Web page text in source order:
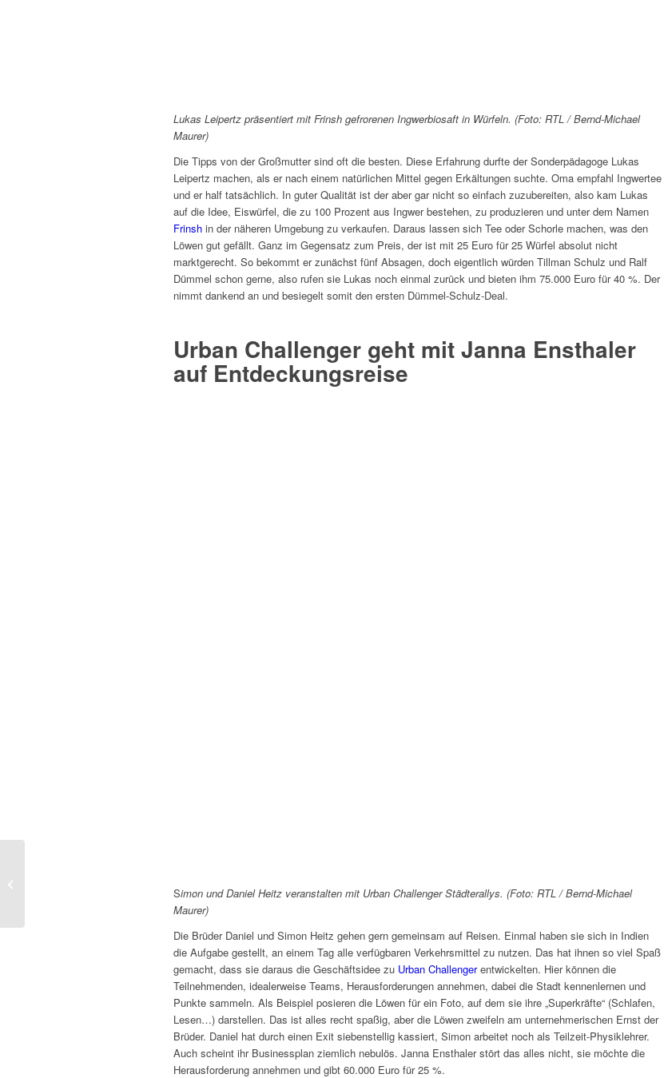
Lukas Leipertz präsentiert mit Frinsh gefrorenen Ingwerbiosaft in Würfeln. (Foto: RTL / Bernd-Michael
Maurer)
Die Tipps von der Großmutter sind oft die besten. Diese Erfahrung durfte der Sonderpädagoge Lukas
Leipertz machen, als er nach einem natürlichen Mittel gegen Erkältungen suchte. Oma empfahl Ingwertee
und er half tatsächlich. In guter Qualität ist der aber gar nicht so einfach zuzubereiten, also kam Lukas
auf die Idee, Eiswürfel, die zu 100 Prozent aus Ingwer bestehen, zu produzieren und unter dem Namen
Frinsh in der näheren Umgebung zu verkaufen. Daraus lassen sich Tee oder Schorle machen, was den
Löwen gut gefällt. Ganz im Gegensatz zum Preis, der ist mit 25 Euro für 25 Würfel absolut nicht
marktgerecht. So bekommt er zunächst fünf Absagen, doch eigentlich würden Tillman Schulz und Ralf
Dümmel schon gerne, also rufen sie Lukas noch einmal zurück und bieten ihm 75.000 Euro für 40 %. Der
nimmt dankend an und besiegelt somit den ersten Dümmel-Schulz-Deal.
Urban Challenger geht mit Janna Ensthaler
auf Entdeckungsreise
Simon und Daniel Heitz veranstalten mit Urban Challenger Städterallys. (Foto: RTL / Bernd-Michael
Maurer)
Die Brüder Daniel und Simon Heitz gehen gern gemeinsam auf Reisen. Einmal haben sie sich in Indien
die Aufgabe gestellt, an einem Tag alle verfügbaren Verkehrsmittel zu nutzen. Das hat ihnen so viel Spaß
gemacht, dass sie daraus die Geschäftsidee zu Urban Challengerentwickelten. Hier können die
Teilnehmenden, idealerweise Teams, Herausforderungen annehmen, dabei die Stadt kennenlernen und
Punkte sammeln. Als Beispiel posieren die Löwen für ein Foto, auf dem sie ihre „Superkräfte“ (Schlafen,
Lesen…) darstellen. Das ist alles recht spaßig, aber die Löwen zweifeln am unternehmerischen Ernst der
Brüder. Daniel hat durch einen Exit siebenstellig kassiert, Simon arbeitet noch als Teilzeit-Physiklehrer.
Auch scheint ihr Businessplan ziemlich nebulös. Janna Ensthaler stört das alles nicht, sie möchte die
Herausforderung annehmen und gibt 60.000 Euro für 25 %.